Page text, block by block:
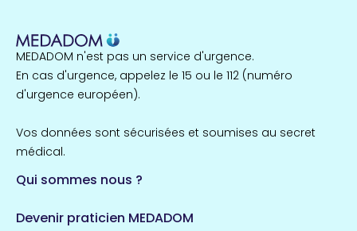
MEDADOM n'est pas un service d'urgence.
En cas d'urgence, appelez le 15 ou le 112 (numéro
d'urgence européen).
Vos données sont sécurisées et soumises au secret
médical.
Qui sommes nous ?
Devenir praticien MEDADOM